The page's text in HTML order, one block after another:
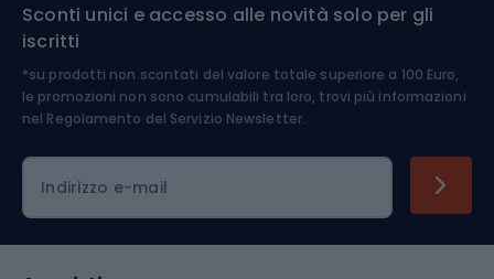
Medicina dello sport
Abbigliamento ciclistico
Sconti unici e accesso alle novità solo per gli
iscritti
*su prodotti non scontati del valore totale superiore a 100 Euro,
le promozioni non sono cumulabili tra loro, trovi più informazioni
nel Regolamento del Servizio Newsletter.
Indirizzo e-mail